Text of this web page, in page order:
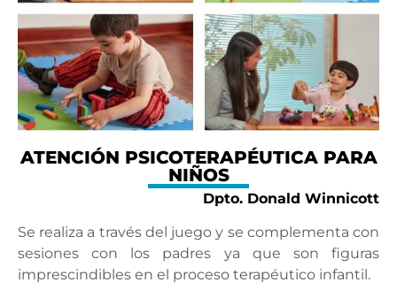
ATENCIÓN PSICOTERAPÉUTICA PARA
NIÑOS
Dpto. Donald Winnicott
Se realiza a través del juego y se complementa con
sesiones con los padres ya que son figuras
imprescindibles en el proceso terapéutico infantil.